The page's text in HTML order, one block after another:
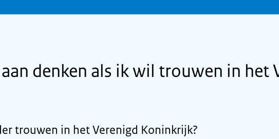
denken als ik wil trouwen in het
trouwen in het Verenigd Koninkrijk?